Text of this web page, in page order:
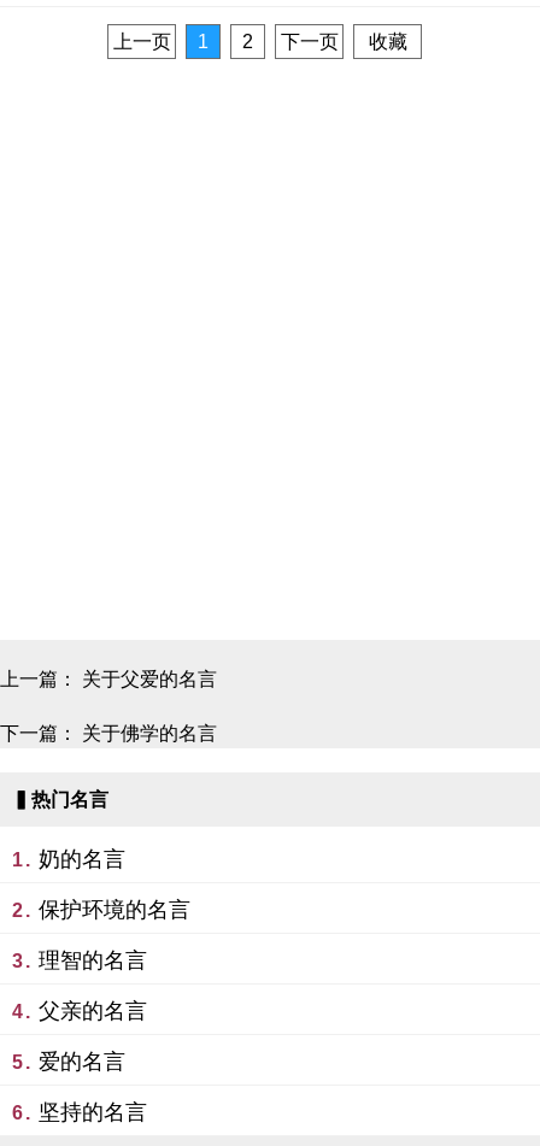
上一页 1 2 下一页 收藏
上一篇： 关于父爱的名言
下一篇： 关于佛学的名言
▍热门名言
1. 奶的名言
2. 保护环境的名言
3. 理智的名言
4. 父亲的名言
5. 爱的名言
6. 坚持的名言